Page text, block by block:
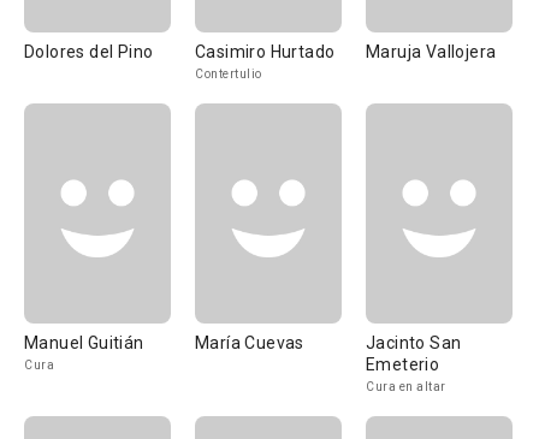
Dolores del Pino Casimiro Hurtado
Contertulio
Maruja Vallojera
Manuel Guitián
Cura
María Cuevas
Jacinto San
Emeterio
Cura en altar